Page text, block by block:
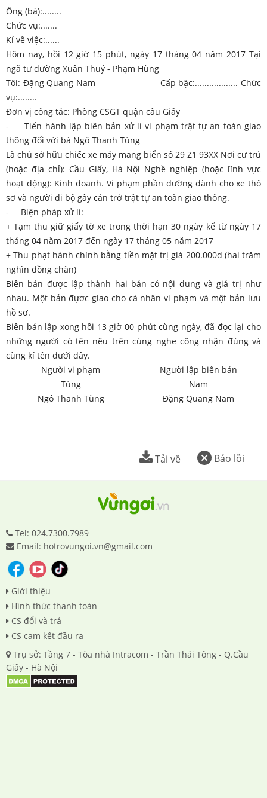
Ông (bà):........
Chức vụ:.......
Kí về việc:......
Hôm nay, hồi 12 giờ 15 phút, ngày 17 tháng 04 năm 2017 Tại
ngã tư đường Xuân Thuỷ - Phạm Hùng
Tôi: Đặng Quang Nam Cấp bậc:.................. Chức
vụ:........
Đơn vị công tác: Phòng CSGT quận cầu Giấy
- Tiến hành lập biên bản xử lí vi phạm trật tự an toàn giao
thông đối với bà Ngô Thanh Tùng
Là chủ sở hữu chiếc xe máy mang biển số 29 Z1 93XX Nơi cư trú
(hoặc địa chỉ): Cầu Giấy, Hà Nội Nghề nghiệp (hoặc lĩnh vực
hoạt động): Kinh doanh. Vi phạm phần đường dành cho xe thô
sơ và người đi bộ gây cản trở trật tự an toàn giao thông.
- Biện pháp xử lí:
+ Tạm thu giữ giấy tờ xe trong thời hạn 30 ngày kể từ ngày 17
tháng 04 năm 2017 đến ngày 17 tháng 05 năm 2017
+ Thu phạt hành chính bằng tiền mặt trị giá 200.000d (hai trăm
nghìn đồng chẵn)
Biên bản được lập thành hai bản có nội dung và giá trị như
nhau. Một bản đựơc giao cho cá nhân vi phạm và một bản lưu
hồ sơ.
Biên bản lập xong hồi 13 giờ 00 phút cùng ngày, đã đọc lại cho
những người có tên nêu trên cùng nghe công nhận đúng và
cùng kí tên dưới đây.
Người vi phạm
Tùng
Ngô Thanh Tùng
Người lập biên bản
Nam
Đặng Quang Nam
Báo lỗi
Tải về
Tel: 024.7300.7989
Email: hotrovungoi.vn@gmail.com
Giới thiệu
Hình thức thanh toán
CS đổi và trả
CS cam kết đầu ra
Trụ sở: Tầng 7 - Tòa nhà Intracom - Trần Thái Tông - Q.Cầu
Giấy - Hà Nội